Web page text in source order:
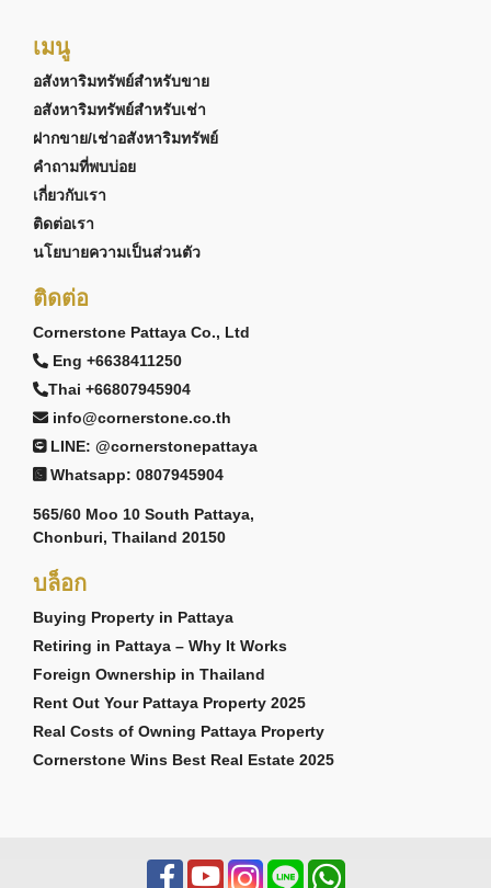
เมนู
อสังหาริมทรัพย์สำหรับขาย
อสังหาริมทรัพย์สำหรับเช่า
ฝากขาย/เช่าอสังหาริมทรัพย์
คำถามที่พบบ่อย
เกี่ยวกับเรา
ติดต่อเรา
นโยบายความเป็นส่วนตัว
ติดต่อ
Cornerstone Pattaya Co., Ltd
Eng +6638411250
Thai +66807945904
info@cornerstone.co.th
LINE: @cornerstonepattaya
Whatsapp: 0807945904
565/60 Moo 10 South Pattaya,
Chonburi, Thailand 20150
บล็อก
Buying Property in Pattaya
Retiring in Pattaya – Why It Works
Foreign Ownership in Thailand
Rent Out Your Pattaya Property 2025
Real Costs of Owning Pattaya Property
Cornerstone Wins Best Real Estate 2025